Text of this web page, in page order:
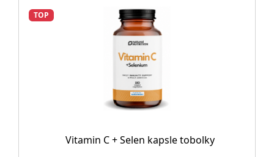
TOP
Vitamin C + Selen kapsle tobolky